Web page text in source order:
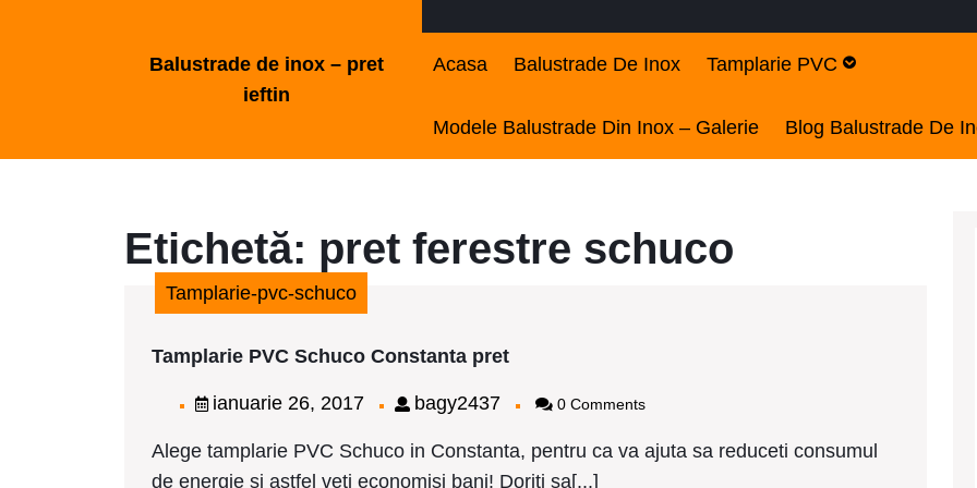
Balustrade de inox – pret
ieftin
Acasa Balustrade De Inox Tamplarie PVC
Modele Balustrade Din Inox – Galerie Blog Balustrade De
Etichetă: pret ferestre schuco
Tamplarie-pvc-schuco
Tamplarie PVC Schuco Constanta pretPVC
Constanta
ianuarie 26, 2017ianuarie
2017
bagy2437bagy24370 Comments
Alege tamplarie PVC Schuco in Constanta, pentru ca va ajuta sa reduceti consumul
de energie si astfel veti economisi bani! Doriti sa[...]